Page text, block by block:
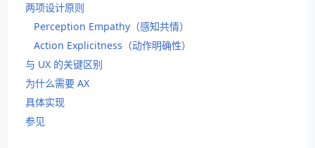
两项设计原则
Perception Empathy（感知共情）
Action Explicitness（动作明确性）
与 UX 的关键区别
为什么需要 AX
具体实现
参见